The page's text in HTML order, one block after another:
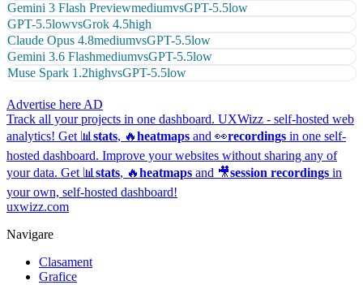
Gemini 3 Flash PreviewmediumvsGPT-5.5low
GPT-5.5lowvsGrok 4.5high
Claude Opus 4.8mediumvsGPT-5.5low
Gemini 3.6 FlashmediumvsGPT-5.5low
Muse Spark 1.2highvsGPT-5.5low
Advertise here AD
Track all your projects in one dashboard. UXWizz - self-hosted web
analytics! Get 📊 stats, 🔥heatmaps and 👀recordings in one self-
hosted dashboard. Improve your websites without sharing any of
your data. Get 📊 stats, 🔥heatmaps and 🎥session recordings in
your own, self-hosted dashboard!
uxwizz.com
Navigare
Clasament
Grafice